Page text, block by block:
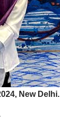
New Delhi.